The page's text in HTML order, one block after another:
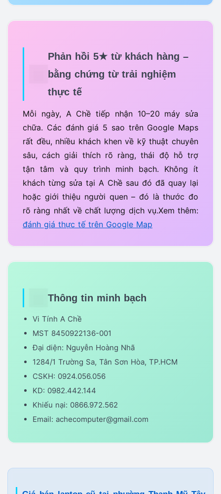
Phản hồi 5★ từ khách hàng –
bằng chứng từ trải nghiệm
thực tế
Mỗi ngày, A Chề tiếp nhận 10–20 máy sửa
chữa. Các đánh giá 5 sao trên Google Maps
rất đều, nhiều khách khen về kỹ thuật chuyên
sâu, cách giải thích rõ ràng, thái độ hỗ trợ
tận tâm và quy trình minh bạch. Không ít
khách từng sửa tại A Chề sau đó đã quay lại
hoặc giới thiệu người quen – đó là thước đo
rõ ràng nhất về chất lượng dịch vụ.Xem thêm:
đánh giá thực tế trên Google Map
Thông tin minh bạch
Vi Tính A Chề
MST 8450922136-001
Đại diện: Nguyễn Hoàng Nhã
1284/1 Trường Sa, Tân Sơn Hòa, TP.HCM
CSKH: 0924.056.056
KD: 0982.442.144
Khiếu nại: 0866.972.562
Email: achecomputer@gmail.com